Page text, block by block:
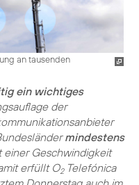
an tausenden
ein wichtiges
der
mindestens
Geschwindigkeit
erfüllt O2Telefónica